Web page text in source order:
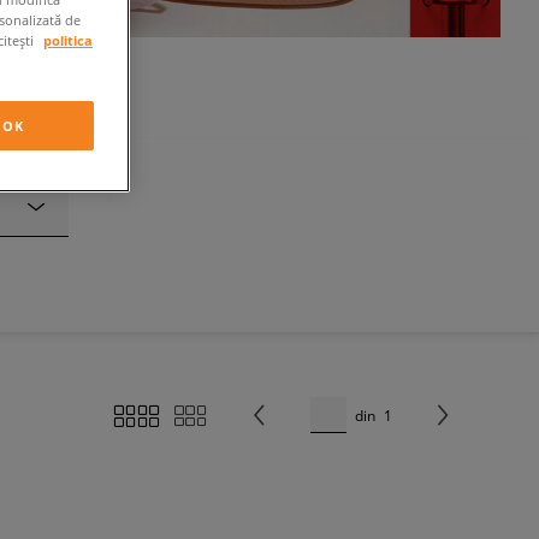
din 1
de
politica
OK